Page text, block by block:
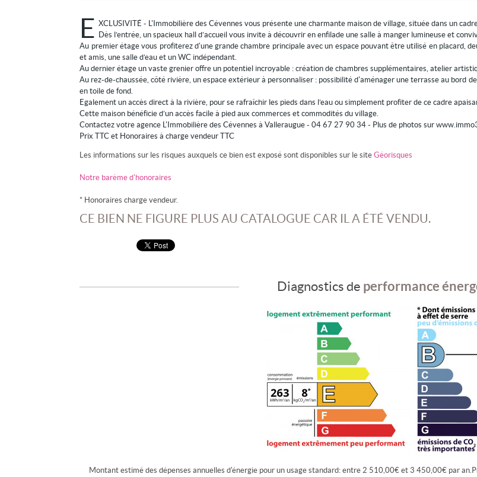
E XCLUSIVITÉ - L'Immobilière des Cévennes vous présente une charmante maison de village, située dans un
Dès l’entrée, un spacieux hall d’accueil vous invite à découvrir en enfilade une salle à manger lumineuse et
Au premier étage vous profiterez d'une grande chambre principale avec un espace pouvant être utilisé en placard,
et amis, une salle d’eau et un WC indépendant.
Au dernier étage un vaste grenier offre un potentiel incroyable : création de chambres supplémentaires, atelier
Au rez-de-chaussée, côté rivière, un espace extérieur à personnaliser : possibilité d'aménager une terrasse au bord
en toile de fond.
Egalement un accès direct à la rivière, pour se rafraîchir les pieds dans l’eau ou simplement profiter de ce cadre
Cette maison bénéficie d’un accès facile à pied aux commerces et commodités du village.
Contactez votre agence L'Immobilière des Cévennes à Valleraugue - 04 67 27 90 34 - Plus de photos sur
Prix TTC et Honoraires à charge vendeur TTC
Les informations sur les risques auxquels ce bien est exposé sont disponibles sur le siteGéorisques
Notre barème d'honoraires
* Honoraires charge vendeur.
CE BIEN NE FIGURE PLUS AU CATALOGUE CAR IL A ÉTÉ VENDU.
Diagnostics de performance
Montant estimé des dépenses annuelles d'énergie pour un usage standard: entre 2 510,00€ et 3 450,00€ par